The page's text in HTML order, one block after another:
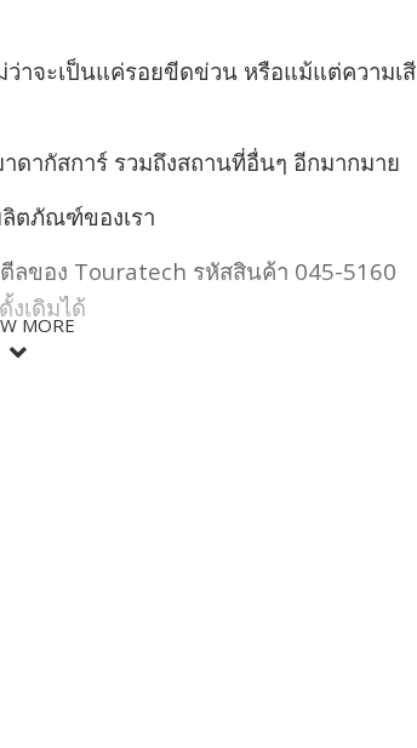
าจะเป็นแค่รอยขีดข่วน หรือแม้แต่ความเ
ากัสการ์ รวมถึงสถานที่อื่นๆ อีกมากมาย
ตภัณฑ์ของเรา
ลของ Touratech รหัสสินค้า 045-5160
เดิมได้
MORE